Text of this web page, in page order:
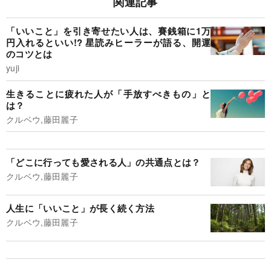
「いいこと」を引き寄せたい人は、賽銭箱に1万
円入れるといい!? 星読みヒーラーが語る、開運
のコツとは
yuji
生きることに疲れた人が「手放すべきもの」と
は？
クルベウ,藤田麗子
「どこに行っても愛される人」の共通点とは？
クルベウ,藤田麗子
人生に「いいこと」が長く続く方法
クルベウ,藤田麗子